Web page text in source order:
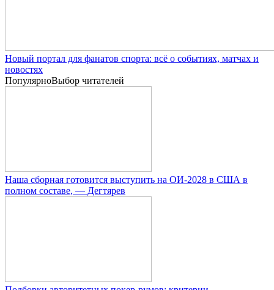
Новый портал для фанатов спорта: всё о событиях, матчах и
новостях
ПопулярноВыбор читателей
Наша сборная готовится выступить на ОИ-2028 в США в
полном составе, — Дегтярев